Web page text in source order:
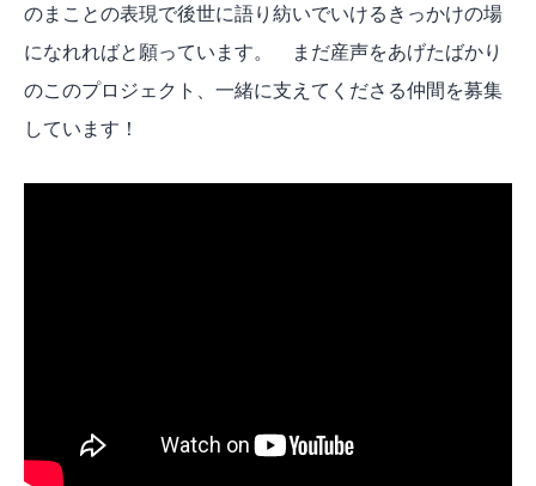
のまことの表現で後世に語り紡いでいけるきっかけの場
になれればと願っています。 まだ産声をあげたばかり
のこのプロジェクト、一緒に支えてくださる仲間を募集
しています！